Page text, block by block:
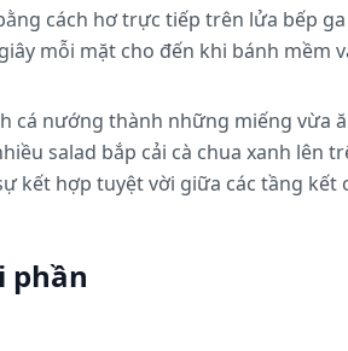
cách hơ trực tiếp trên lửa bếp
mỗi mặt cho đến khi bánh mềm
cá nướng thành những miếng vừa
salad bắp cải cà chua xanh lên
kết hợp tuyệt vời giữa các tầng
phần